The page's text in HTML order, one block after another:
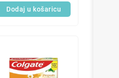
Dodaj u košaricu